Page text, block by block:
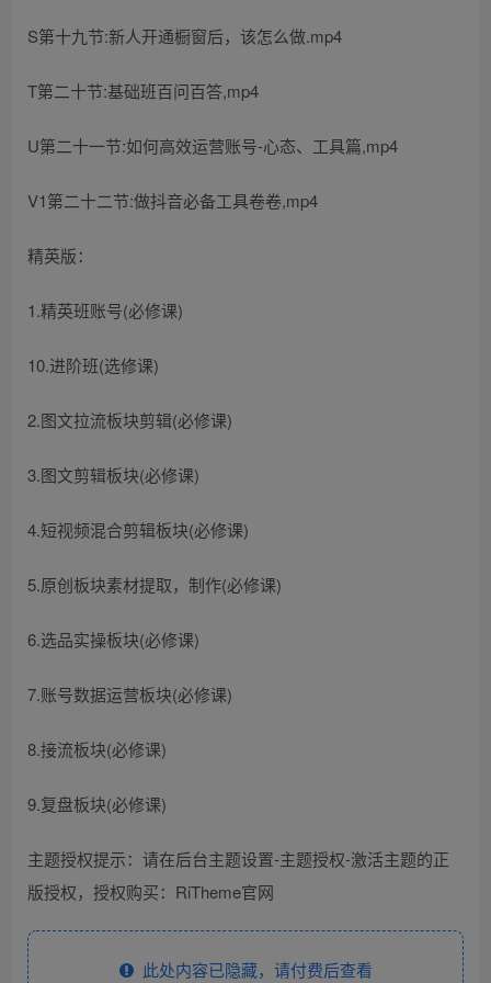
S第十九节:新人开通橱窗后，该怎么做.mp4
T第二十节:基础班百问百答,mp4
U第二十一节:如何高效运营账号-心态、工具篇,mp4
V1第二十二节:做抖音必备工具卷卷,mp4
精英版：
1.精英班账号(必修课)
10.进阶班(选修课)
2.图文拉流板块剪辑(必修课)
3.图文剪辑板块(必修课)
4.短视频混合剪辑板块(必修课)
5.原创板块素材提取，制作(必修课)
6.选品实操板块(必修课)
7.账号数据运营板块(必修课)
8.接流板块(必修课)
9.复盘板块(必修课)
主题授权提示：请在后台主题设置-主题授权-激活主题的正
版授权，授权购买：RiTheme官网
此处内容已隐藏，请付费后查看